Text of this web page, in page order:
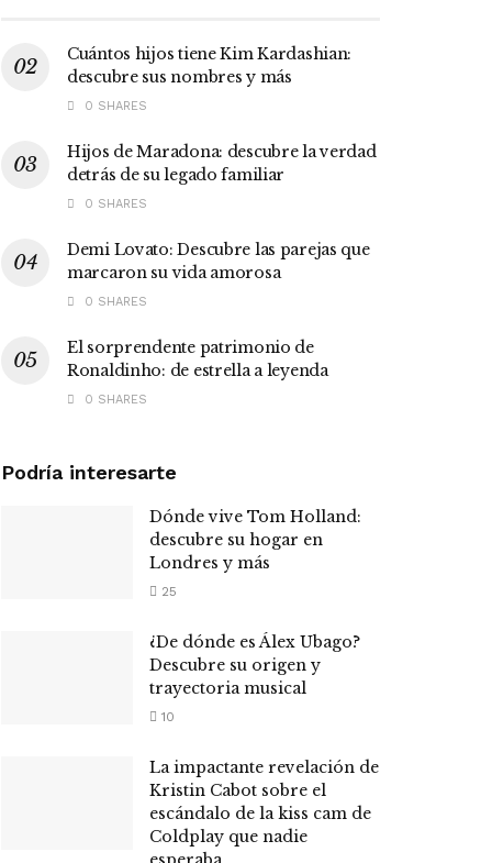
Cuántos hijos tiene Kim Kardashian:
descubre sus nombres y más
0 SHARES
Hijos de Maradona: descubre la verdad
detrás de su legado familiar
0 SHARES
Demi Lovato: Descubre las parejas que
marcaron su vida amorosa
0 SHARES
El sorprendente patrimonio de
Ronaldinho: de estrella a leyenda
0 SHARES
Podría interesarte
Dónde vive Tom Holland:
descubre su hogar en
Londres y más
25
¿De dónde es Álex Ubago?
Descubre su origen y
trayectoria musical
10
La impactante revelación de
Kristin Cabot sobre el
escándalo de la kiss cam de
Coldplay que nadie